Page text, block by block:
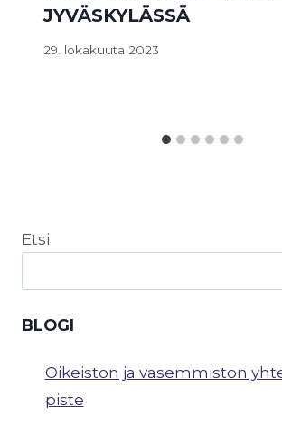
JYVÄSKYLÄSSÄ
29. lokakuuta 2023
Etsi
BLOGI
Oikeiston ja vasemmiston
piste